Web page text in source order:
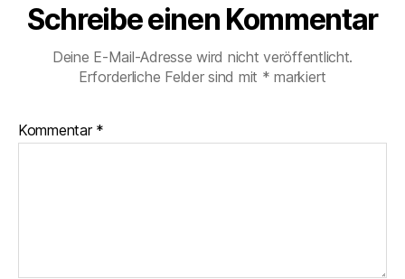
Schreibe einen Kommentar
Deine E-Mail-Adresse wird nicht veröffentlicht.
Erforderliche Felder sind mit * markiert
Kommentar *